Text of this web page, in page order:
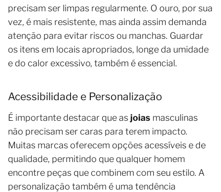
precisam ser limpas regularmente. O ouro, por sua
vez, é mais resistente, mas ainda assim demanda
atenção para evitar riscos ou manchas. Guardar
os itens em locais apropriados, longe da umidade
e do calor excessivo, também é essencial.
Acessibilidade e Personalização
É importante destacar que as joias masculinas
não precisam ser caras para terem impacto.
Muitas marcas oferecem opções acessíveis e de
qualidade, permitindo que qualquer homem
encontre peças que combinem com seu estilo. A
personalização também é uma tendência